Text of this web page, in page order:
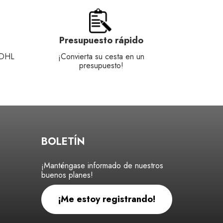
Presupuesto rápido
¡Convierta su cesta en un
presupuesto!
BOLETÍN
¡Manténgase informado de nuestros
buenos planes!
¡Me estoy registrando!